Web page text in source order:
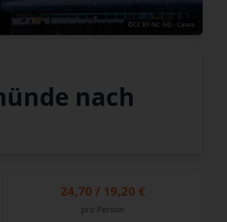
©CC BY-NC-ND - Canva
nach
24,70 / 19,20 €
pro Person